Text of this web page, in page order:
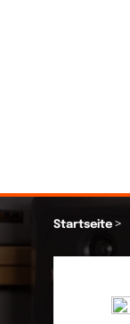
Startseite >